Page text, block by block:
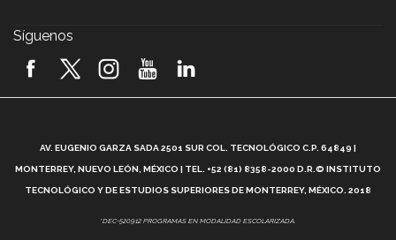
2026! (video)
¿Cómo es el Modelo Educativo Tec? (video)
Vida Tec: Feminismo e Inteligencia Artificial, Paola
Síguenos
AV. EUGENIO GARZA SADA 2501 SUR COL. TECNOLÓGICO C.P. 64849 |
MONTERREY, NUEVO LEÓN, MÉXICO | TEL. +52 (81) 8358-2000 D.R.© INSTITUTO
TECNOLÓGICO Y DE ESTUDIOS SUPERIORES DE MONTERREY, MÉXICO. 2018
*DEC-520912 PROGRAMAS EN MODALIDAD ESCOLARIZADA.